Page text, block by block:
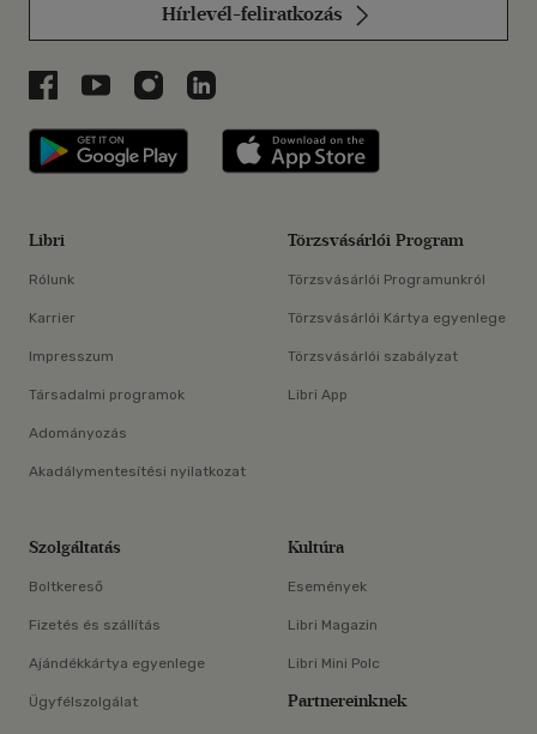
Hírlevél-feliratkozás
Libri a Facebookon
Libri a Youtube-on
Libri az Instagramon
Libri a LinkedInen
Libri applikáció Szerezd meg: Google
Libri
Rólunk
Karrier
Impresszum
Társadalmi programok
Adományozás
Akadálymentesítési nyilatkozat
Törzsvásárlói Program
Törzsvásárlói Programunkról
Törzsvásárlói Kártya egyenlege
Törzsvásárlói szabályzat
Libri App
Szolgáltatás
Boltkereső
Fizetés és szállítás
Ajándékkártya egyenlege
Ügyfélszolgálat
Kultúra
Események
Libri Magazin
Libri Mini Polc
Partnereinknek